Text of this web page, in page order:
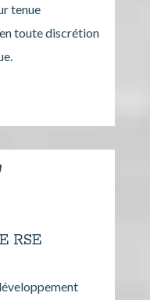
tenue
toute discrétion
RSE